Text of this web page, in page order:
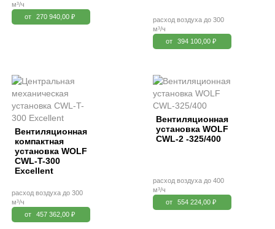
м³/ч
от
270 940,00 ₽
расход воздуха до 300
м³/ч
от
394 100,00 ₽
Вентиляционная
компактная
установка WOLF
CWL-T-300
Excellent
расход воздуха до 300
м³/ч
от
457 362,00 ₽
Вентиляционная
установка WOLF
CWL-2 -325/400
расход воздуха до 400
м³/ч
от
554 224,00 ₽